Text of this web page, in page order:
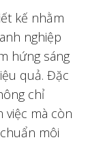
kế nhằm
nghiệp
hứng sáng
quả. Đặc
chỉ
việc mà còn
môi